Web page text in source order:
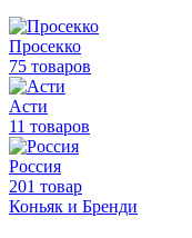
Просекко
75 товаров
Асти
11 товаров
Россия
201 товар
Коньяк и Бренди